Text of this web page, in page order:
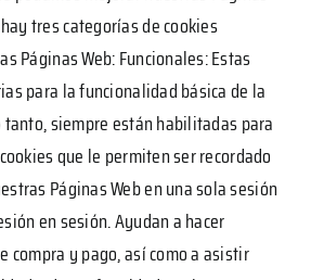
tres categorías de cookies
Páginas Web: Funcionales: Estas
para la funcionalidad básica de la
tanto, siempre están habilitadas para
que le permiten ser recordado
Páginas Web en una sola sesión
en sesión. Ayudan a hacer
compra y pago, así como a asistir